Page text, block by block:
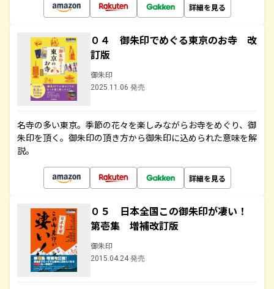
詳細を見る
０４ 御朱印でめぐる東京のお寺 改
訂版
御朱印
2025.11.06 発売
名寺の多い東京。季節の花々を楽しみながらお寺をめぐり、御
朱印を頂く。御朱印の頂き方から御朱印に込められた意味を解
説。
詳細を見る
０５ 日本全国この御朱印が凄い！
第壱集 増補改訂版
御朱印
2015.04.24 発売